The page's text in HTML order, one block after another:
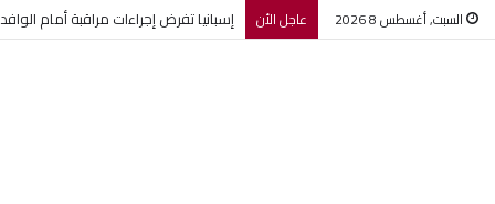
السبت, أغسطس 8 2026 عاجل الأن إسبانيا تفرض إجراءات مراقبة أمام